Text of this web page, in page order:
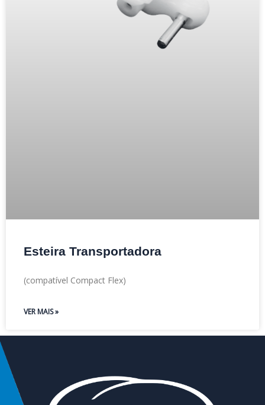
Esteira Transportadora
(compatível Compact Flex)
VER MAIS »